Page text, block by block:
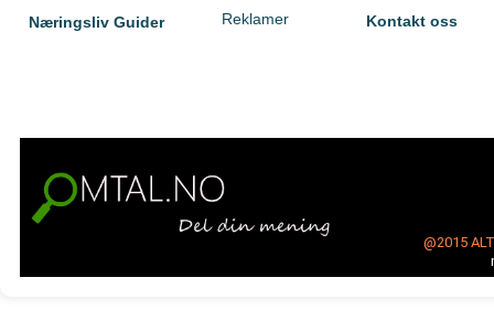
Næringsliv Guider Reklamer Kontakt oss
@2015